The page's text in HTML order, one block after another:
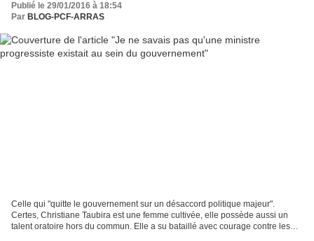
Publié le 29/01/2016 à 18:54
Par BLOG-PCF-ARRAS
Celle qui "quitte le gouvernement sur un désaccord politique majeur".
Certes, Christiane Taubira est une femme cultivée, elle possède aussi un
talent oratoire hors du commun. Elle a su bataillé avec courage contre les